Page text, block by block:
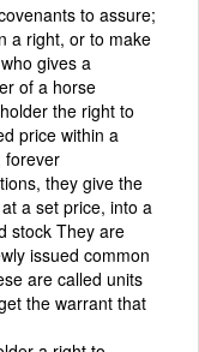
to assure;
a right, or to make
gives a
of a horse
the right to
price within a
forever
they give the
a set price, into a
stock They are
issued common
are called units
the warrant that